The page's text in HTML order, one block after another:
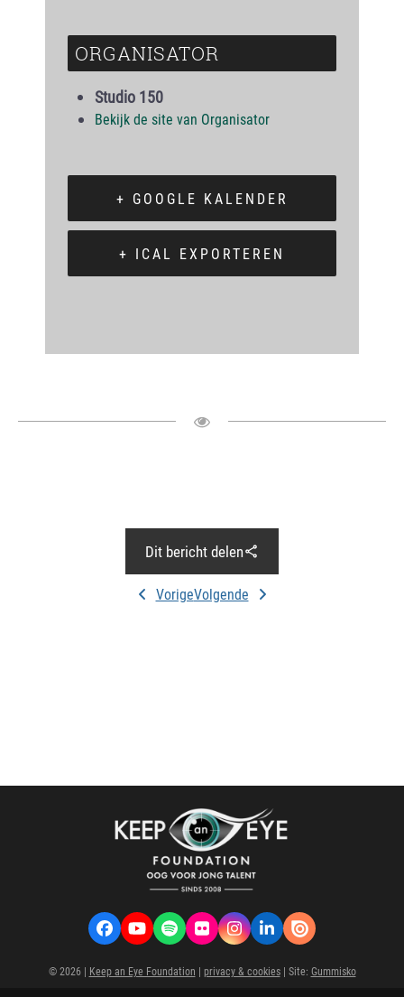
ORGANISATOR
Studio 150
Bekijk de site van Organisator
+ GOOGLE KALENDER
+ ICAL EXPORTEREN
Dit bericht delen
VorigeVolgende
Facebook
YouTubeSpotifyFlickrInstagram
LinkedIn
VK
© 2026 | Keep an Eye Foundation | privacy & cookies| Site: Gummisko